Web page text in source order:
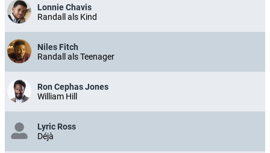
Lonnie Chavis
Randall als Kind
Niles Fitch
Randall als Teenager
Ron Cephas Jones
William Hill
Lyric Ross
Déjà